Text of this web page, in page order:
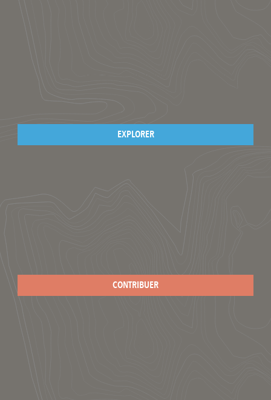
EXPLORER
CONTRIBUER